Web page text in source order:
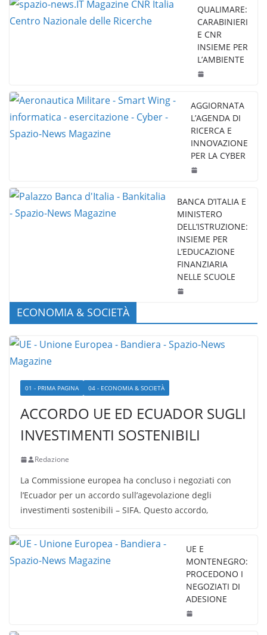
QUALIMARE:
CARABINIERI
E CNR
INSIEME PER
L’AMBIENTE
AGGIORNATA
L’AGENDA DI
RICERCA E
INNOVAZIONE
PER LA CYBER
BANCA D’ITALIA E
MINISTERO
DELL’ISTRUZIONE:
INSIEME PER
L’EDUCAZIONE
FINANZIARIA
NELLE SCUOLE
ECONOMIA & SOCIETÀ
01 - PRIMA PAGINA 04 - ECONOMIA & SOCIETÀ
ACCORDO UE ED ECUADOR SUGLI
INVESTIMENTI SOSTENIBILI
Redazione
La Commissione europea ha concluso i negoziati con
l’Ecuador per un accordo sull’agevolazione degli
investimenti sostenibili – SIFA. Questo accordo,
UE E
MONTENEGRO:
PROCEDONO I
NEGOZIATI DI
ADESIONE